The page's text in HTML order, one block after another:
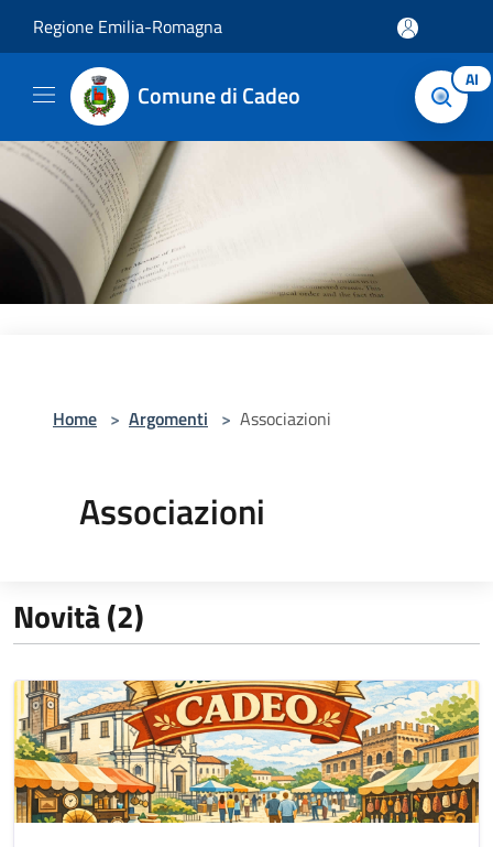
Regione Emilia-Romagna
Comune di Cadeo AI
Home > Argomenti > Associazioni
Associazioni
Novità (2)